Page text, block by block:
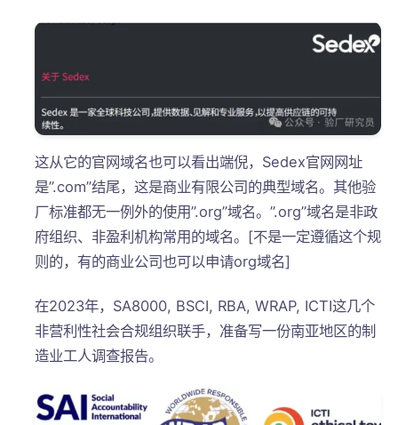
这从它的官网域名也可以看出端倪，Sedex官网网址
是”.com”结尾，这是商业有限公司的典型域名。其他验
厂标准都无一例外的使用”.org”域名。”.org”域名是非政
府组织、非盈利机构常用的域名。[不是一定遵循这个规
则的，有的商业公司也可以申请org域名]
在2023年，SA8000, BSCI, RBA, WRAP, ICTI这几个
非营利性社会合规组织联手，准备写一份南亚地区的制
造业工人调查报告。